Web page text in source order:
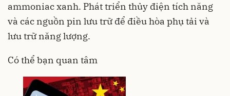
ammoniac xanh. Phát triển thủy điện tích năng
và các nguồn pin lưu trữ để điều hòa phụ tải và
lưu trữ năng lượng.
Có thể bạn quan tâm